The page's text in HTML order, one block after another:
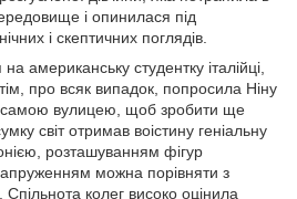
і опинилася під
і скептичних поглядів.
американську студентку італійці,
про всяк випадок, попросила Ніну
самою вулицею, щоб зробити ще
світ отримав воістину геніальну
розташуванням фігур
можна порівняти з
колег високо оцінила